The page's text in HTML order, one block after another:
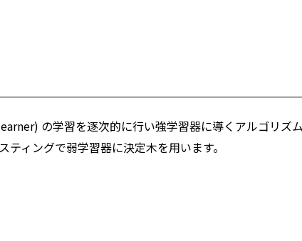
の学習を逐次的に行い強学習器に導くアルゴリズ
ィングで弱学習器に決定木を用います。